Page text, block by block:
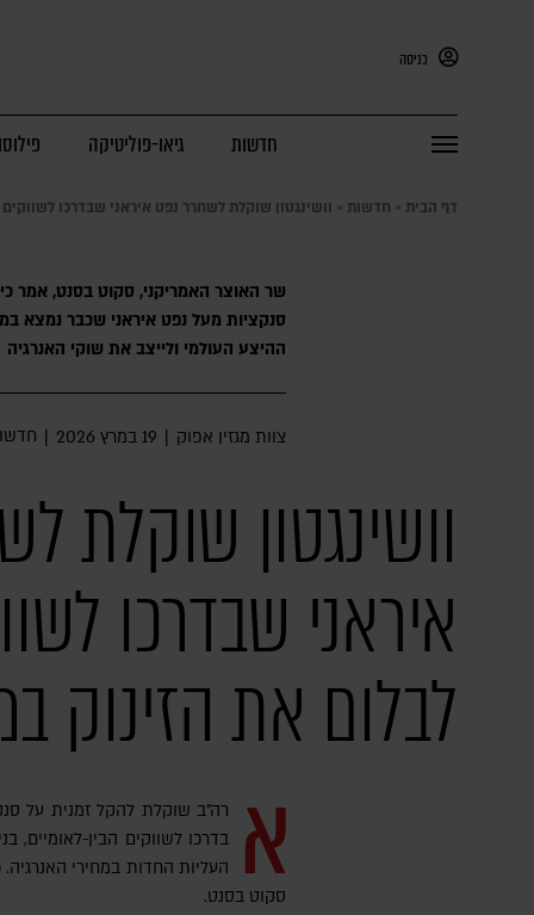
כניסה
חדשות גיאו-פוליטיקה
דף הבית » חדשות » וושינגטון שוקלת לשחרר נפט איראני שבדרכו
שר האוצר האמריקני, סקוט בסנט, אמר
סנקציות מעל נפט איראני שכבר נמצא
ההיצע העולמי ולייצב את שוקי האנרגיה
צוות מגזין אפוק | 19 במרץ 2026 |
וושינגטון שוקלת
איראני שבדרכו
לבלום את הזינוק
א
רה"ב שוקלת להקל זמנית על
בדרכו לשווקים הבין-לאומיים,
העליות החדות במחירי
סקוט בסנט.